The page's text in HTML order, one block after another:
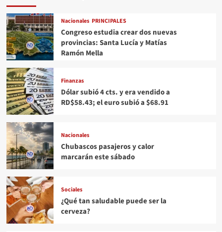
Nacionales PRINCIPALES
Congreso estudia crear dos nuevas
provincias: Santa Lucía y Matías
Ramón Mella
Finanzas
Dólar subió 4 cts. y era vendido a
RD$58.43; el euro subió a $68.91
Nacionales
Chubascos pasajeros y calor
marcarán este sábado
Sociales
¿Qué tan saludable puede ser la
cerveza?